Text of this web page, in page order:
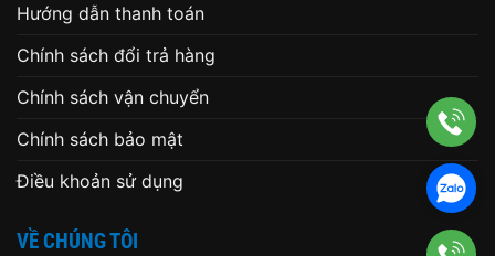
Hướng dẫn thanh toán
Chính sách đổi trả hàng
Chính sách vận chuyển
Chính sách bảo mật
Điều khoản sử dụng
VỀ CHÚNG TÔI